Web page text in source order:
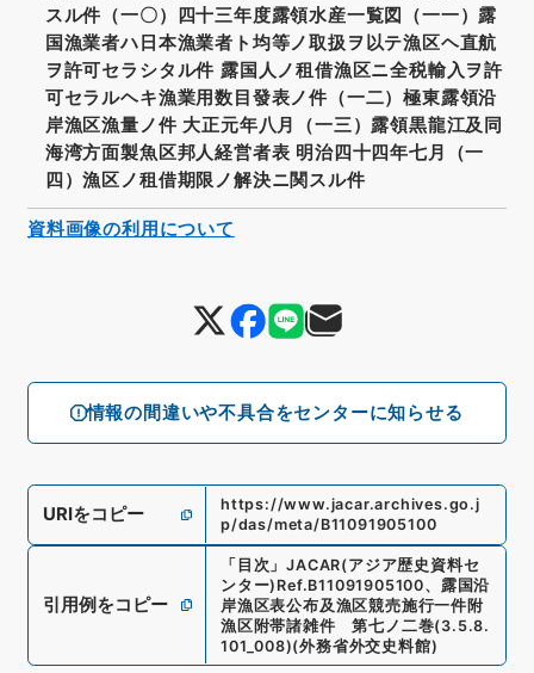
情報の間違いや不具合をセンターに知らせる
スル件（一〇）四十三年度露領水産一覧図（一一）露
国漁業者ハ日本漁業者ト均等ノ取扱ヲ以テ漁区ヘ直航
ヲ許可セラシタル件 露国人ノ租借漁区ニ全税輸入ヲ許
可セラルヘキ漁業用数目發表ノ件（一二）極東露領沿
岸漁区漁量ノ件 大正元年八月（一三）露領黒龍江及同
海湾方面製魚区邦人経営者表 明治四十四年七月（一
四）漁区ノ租借期限ノ解決ニ関スル件
URIをコピー
https://www.jacar.archives.go.j
p/das/meta/B11091905100
引用例をコピー
「 目次 」JACAR(アジア歴史資料セ
ンター) Ref.B11091905100、 露国沿
岸漁区表公布及漁区競売施行一件附
漁区附帯諸雑件 第七ノ二巻(3.5.8.
101_008)(外務省外交史料館)
資料画像の利用について